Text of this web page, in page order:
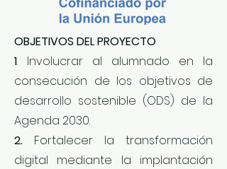
OBJETIVOS DEL PROYECTO
1. Involucrar al alumnado en la
consecución de los objetivos de
desarrollo sostenible (ODS) de la
Agenda 2030.
2. Fortalecer la transformación
digital mediante la implantación